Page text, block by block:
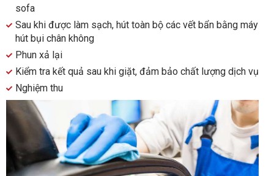
sofa
Sau khi được làm sạch, hút toàn bộ các vết bẩn bằng máy
hút bụi chân không
Phun xả lại
Kiểm tra kết quả sau khi giặt, đảm bảo chất lượng dịch vụ
Nghiệm thu